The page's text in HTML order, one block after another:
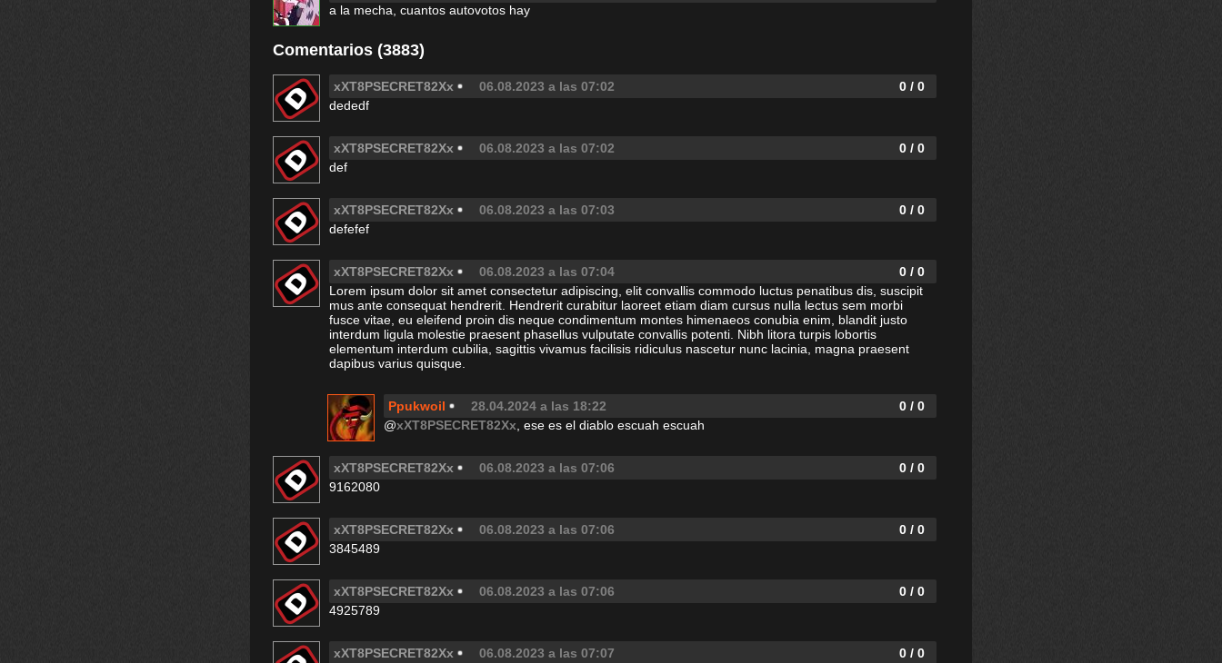
a la mecha, cuantos autovotos hay
Comentarios (3883)
xXT8PSECRET82Xx 06.08.2023 a las 07:02
0 / 0
dededf
xXT8PSECRET82Xx 06.08.2023 a las 07:02
0 / 0
def
xXT8PSECRET82Xx 06.08.2023 a las 07:03
0 / 0
defefef
xXT8PSECRET82Xx 06.08.2023 a las 07:04
0 / 0
Lorem ipsum dolor sit amet consectetur adipiscing, elit convallis commodo luctus penatibus dis, suscipit
mus ante consequat hendrerit. Hendrerit curabitur laoreet etiam diam cursus nulla lectus sem morbi
fusce vitae, eu eleifend proin dis neque condimentum montes himenaeos conubia enim, blandit justo
interdum ligula molestie praesent phasellus vulputate convallis potenti. Nibh litora turpis lobortis
elementum interdum cubilia, sagittis vivamus facilisis ridiculus nascetur nunc lacinia, magna praesent
dapibus varius quisque.
Ppukwoil 28.04.2024 a las 18:22
0 / 0
@xXT8PSECRET82Xx , ese es el diablo escuah escuah
xXT8PSECRET82Xx 06.08.2023 a las 07:06
0 / 0
9162080
xXT8PSECRET82Xx 06.08.2023 a las 07:06
0 / 0
3845489
xXT8PSECRET82Xx 06.08.2023 a las 07:06
0 / 0
4925789
xXT8PSECRET82Xx 06.08.2023 a las 07:07
0 / 0